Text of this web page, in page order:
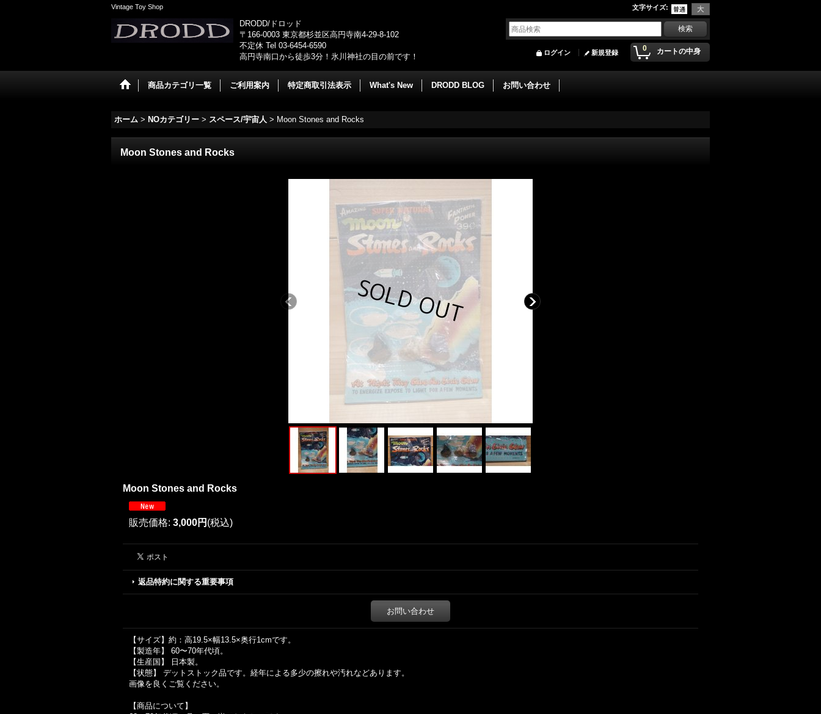
Vintage Toy Shop 文字サイズ:
DRODD/ドロッド
〒166-0003 東京都杉並区高円寺南4-29-8-102
不定休 Tel 03-6454-6590
高円寺南口から徒歩3分！氷川神社の目の前です！
0 カートの中身
ログイン 新規登録
商品カテゴリ一覧 ご利用案内 特定商取引法表示 What's New DRODD BLOG お問い合わせ
ホーム > NOカテゴリー > スペース/宇宙人 > Moon Stones and Rocks
Moon Stones and Rocks
Moon Stones and Rocks
販売価格: 3,000円 (税込)
返品特約に関する重要事項
お問い合わせ
【サイズ】約：高19.5×幅13.5×奥行1cmです。
【製造年】 60〜70年代頃。
【生産国】 日本製。
【状態】 デットストック品です。経年による多少の擦れや汚れなどあります。
画像を良くご覧ください。
【商品について】